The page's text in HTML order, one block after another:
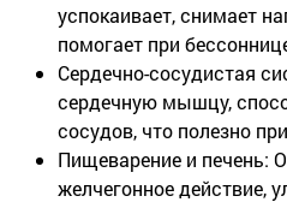
успокаивает, снимает
помогает при
Сердечно-сосудистая
сердечную мышцу,
сосудов, что полезно
Пищеварение и печень:
желчегонное действие,